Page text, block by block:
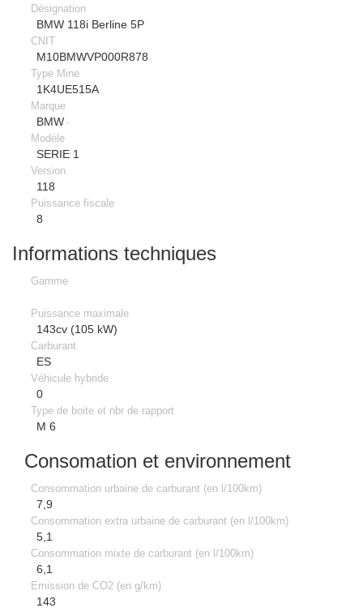
Désignation
BMW 118i Berline 5P
CNIT
M10BMWVP000R878
Type Mine
1K4UE515A
Marque
BMW
Modèle
SERIE 1
Version
118
Puissance fiscale
8
Informations techniques
Gamme
Puissance maximale
143cv (105 kW)
Carburant
ES
Véhicule hybride
0
Type de boite et nbr de rapport
M 6
Consomation et environnement
Consommation urbaine de carburant (en l/100km)
7,9
Consommation extra urbaine de carburant (en l/100km)
5,1
Consommation mixte de carburant (en l/100km)
6,1
Emission de CO2 (en g/km)
143